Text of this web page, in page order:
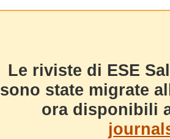
Le riviste di ESE
sono state migrate
ora disponibili